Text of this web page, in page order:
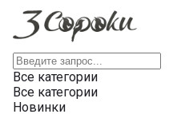
Все категории
Все категории
Новинки